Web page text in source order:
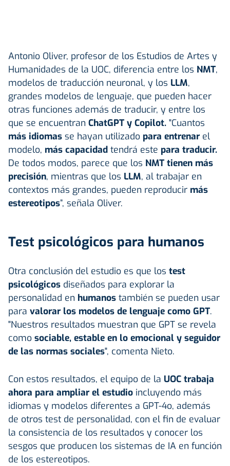
Antonio Oliver, profesor de los Estudios de Artes y
Humanidades de la UOC, diferencia entre los NMT,
modelos de traducción neuronal, y los LLM,
grandes modelos de lenguaje, que pueden hacer
otras funciones además de traducir, y entre los
que se encuentran ChatGPT y Copilot. "Cuantos
más idiomas se hayan utilizado para entrenar el
modelo, más capacidad tendrá este para traducir.
De todos modos, parece que los NMT tienen más
precisión, mientras que los LLM, al trabajar en
contextos más grandes, pueden reproducir más
estereotipos”, señala Oliver.
Test psicológicos para humanos
Otra conclusión del estudio es que los test
psicológicos diseñados para explorar la
personalidad en humanos también se pueden usar
para valorar los modelos de lenguaje como GPT.
"Nuestros resultados muestran que GPT se revela
como sociable, estable en lo emocional y seguidor
de las normas sociales", comenta Nieto.
Con estos resultados, el equipo de la UOC trabaja
ahora para ampliar el estudio incluyendo más
idiomas y modelos diferentes a GPT-4o, además
de otros test de personalidad, con el fin de evaluar
la consistencia de los resultados y conocer los
sesgos que producen los sistemas de IA en función
de los estereotipos.